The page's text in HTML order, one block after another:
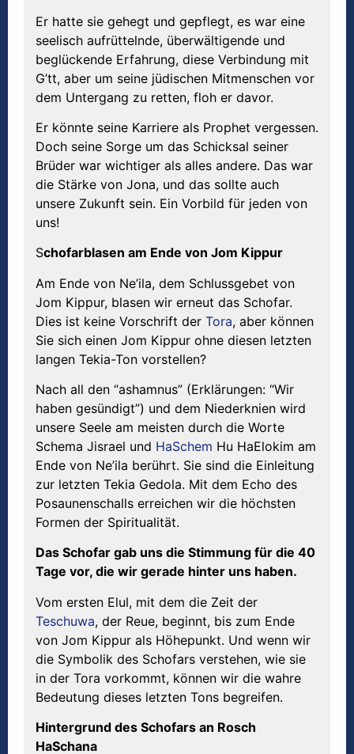
Er hatte sie gehegt und gepflegt, es war eine
seelisch aufrüttelnde, überwältigende und
beglückende Erfahrung, diese Verbindung mit
G’tt, aber um seine jüdischen Mitmenschen vor
dem Untergang zu retten, floh er davor.
Er könnte seine Karriere als Prophet vergessen.
Doch seine Sorge um das Schicksal seiner
Brüder war wichtiger als alles andere. Das war
die Stärke von Jona, und das sollte auch
unsere Zukunft sein. Ein Vorbild für jeden von
uns!
Schofarblasen am Ende von Jom Kippur
Am Ende von Ne’ila, dem Schlussgebet von
Jom Kippur, blasen wir erneut das Schofar.
Dies ist keine Vorschrift der Tora, aber können
Sie sich einen Jom Kippur ohne diesen letzten
langen Tekia-Ton vorstellen?
Nach all den “ashamnus” (Erklärungen: “Wir
haben gesündigt”) und dem Niederknien wird
unsere Seele am meisten durch die Worte
Schema Jisrael und HaSchem Hu HaElokim am
Ende von Ne’ila berührt. Sie sind die Einleitung
zur letzten Tekia Gedola. Mit dem Echo des
Posaunenschalls erreichen wir die höchsten
Formen der Spiritualität.
Das Schofar gab uns die Stimmung für die 40
Tage vor, die wir gerade hinter uns haben.
Vom ersten Elul, mit dem die Zeit der
Teschuwa, der Reue, beginnt, bis zum Ende
von Jom Kippur als Höhepunkt. Und wenn wir
die Symbolik des Schofars verstehen, wie sie
in der Tora vorkommt, können wir die wahre
Bedeutung dieses letzten Tons begreifen.
Hintergrund des Schofars an Rosch
HaSchana